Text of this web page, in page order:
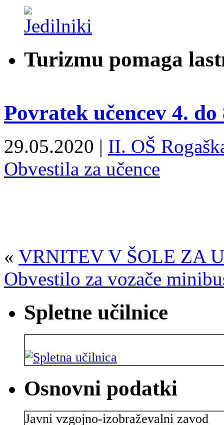
Turizmu pomaga
Povratek učencev 4.
29.05.2020 | II. OŠ
Obvestila za učence
« VRNITEV V ŠOLE ZA
Obvestilo za vozače
Spletne učilnice
Osnovni podatki
Javni vzgojno-izobraževalni zavod